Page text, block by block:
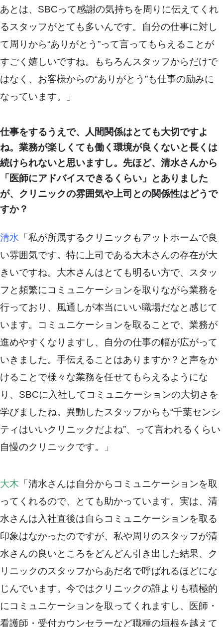
あとは、SBCって感謝の気持ちを周りに伝えてくれ
るスタッフがとても多いんです。自分の仕事に対し
て周りから“ありがとう”って言ってもらえることが
すごく嬉しいですね。もちろんスタッフからだけで
はなく、お客様からの“ありがとう”も仕事の励みに
なっています。」
仕事をするうえで、人間関係はとても大切ですよ
ね。業務が楽しくても働く環境が良くないと長くは
続けられないと思いますし。先ほど、清水さんから
「医師にアドバイスできるくらい」とありました
が、クリニックの雰囲気や上司との関係性はどうで
すか？
清水 「私が所属するクリニックもアットホームで良
い雰囲気です。特に上司である大木さんの存在が大
きいですね。大木さんはとても明るい方で、スタッ
フと頻繁にコミュニケーションを取りながら業務を
行っており、風通しが本当にいい職場だなと感じて
います。コミュニケーションを取ることで、業務が
進めやすくなりますし、自分の仕事の幅が広がって
いきました。手伝えることはありますか？と声をか
けることで様々な業務を任せてもらえるようにな
り、SBCに入社してコミュニケーションの大切さを
学びましたね。異動したスタッフからも“千葉センシ
ティはいいクリニックだよね”、って言われるくらい
自慢のクリニックです。」
大木 「清水さんは自分からコミュニケーションを取
ってくれるので、とても助かっています。実は、清
水さんは入社直後は自らコミュニケーションを取る
印象はなかったのですが、私や周りのスタッフが清
水さんの良いところをどんどん引き出した結果、ク
リニックのスタッフからあだ名で呼ばれるほどにな
じんでいます。今ではクリニックの誰よりも積極的
にコミュニケーションを取ってくれますし、医師・
看護師・受付カウンセラーなど職種の垣根を越えて